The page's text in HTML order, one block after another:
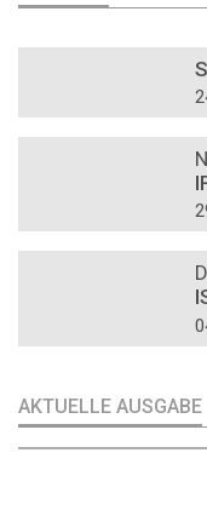
AKTUELLE AUSGABE